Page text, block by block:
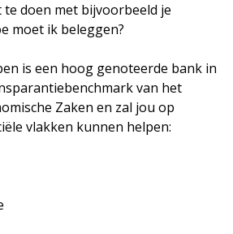
doen met bijvoorbeeld je
moet ik beleggen?
is een hoog genoteerde bank in
van het
Zaken en zal jou op
vlakken kunnen helpen: